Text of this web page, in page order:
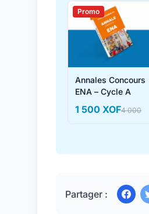
Promo
Annales Concours
ENA – Cycle A
1 500 XOF4 000
Partager :